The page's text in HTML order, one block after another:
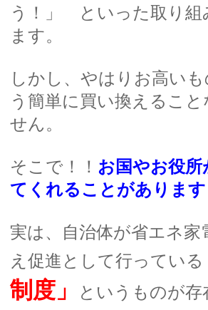
う！」 といった取り組
ます。
しかし、やはりお高い
う簡単に買い換えること
せん。
そこで！！ お国やお役
てくれることがあります
実は、自治体が省エネ家
え促進として行っている
制度」
というものが